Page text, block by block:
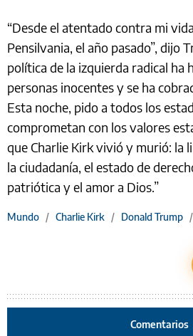
“Desde el atentado contra mi
Pensilvania, el año pasado”, dijo
política de la izquierda radical ha
personas inocentes y se ha
Esta noche, pido a todos los
comprometan con los valores
que Charlie Kirk vivió y murió: la
la ciudadanía, el estado de
patriótica y el amor a Dios.”
Mundo / Charlie Kirk / Donald Trump /
Comentarios